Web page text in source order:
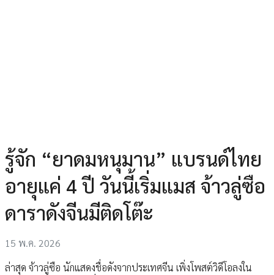
รู้จัก “ยาดมหนุมาน” แบรนด์ไทย
อายุแค่ 4 ปี วันนี้เริ่มแมส จ้าวลู่ซือ
ดาราดังจีนมีติดโต๊ะ
15 พ.ค. 2026
ล่าสุด จ้าวลู่ซือ นักแสดงชื่อดังจากประเทศจีน เพิ่งโพสต์วิดีโอลงใน